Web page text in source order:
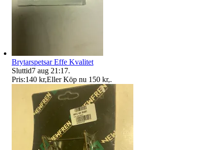
Brytarspetsar Effe Kvalitet
Sluttid7 aug 21:17.
Pris:140 kr,Eller Köp nu 150 kr,.